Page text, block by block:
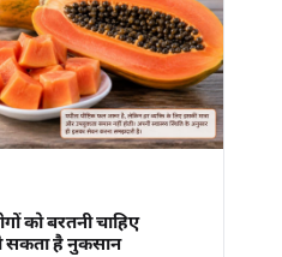
को बरतनी चाहिए
सकता है नुकसान